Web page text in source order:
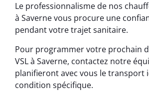
Le professionnalisme de nos
à Saverne vous procure une
pendant votre trajet sanitaire.
Pour programmer votre prochain
VSL à Saverne, contactez notre
planifieront avec vous le transport
condition spécifique.